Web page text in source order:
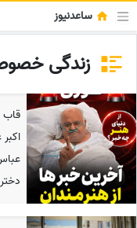
ساعدنیوز
زندگی
قاب